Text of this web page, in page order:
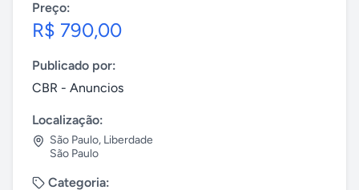
Preço:
R$ 790,00
Publicado por:
CBR - Anuncios
Localização:
São Paulo, Liberdade
São Paulo
Categoria: